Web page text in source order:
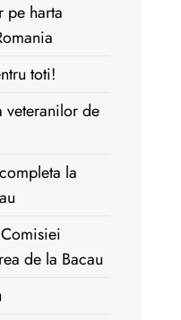
pe harta
toti!
veteranilor de
la
de la Bacau